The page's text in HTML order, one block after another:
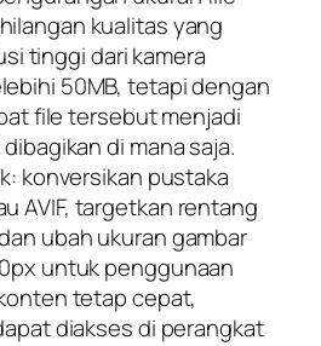
kualitas yang
tinggi dari kamera
50MB, tetapi dengan
file tersebut menjadi
di mana saja.
konversikan pustaka
AVIF, targetkan rentang
ubah ukuran gambar
untuk penggunaan
tetap cepat,
diakses di perangkat